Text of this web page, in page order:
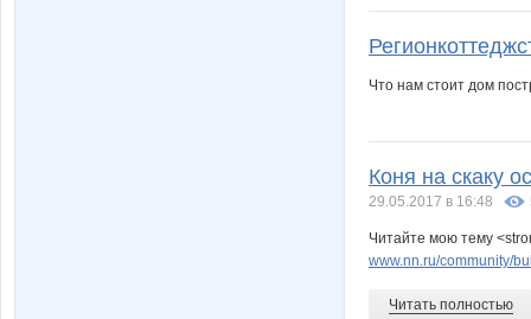
Что нам стоит дом
Коня на скаку
29.05.2017 в 16:48
Читайте мою тему
www.nn.ru/community/
Читать полностью